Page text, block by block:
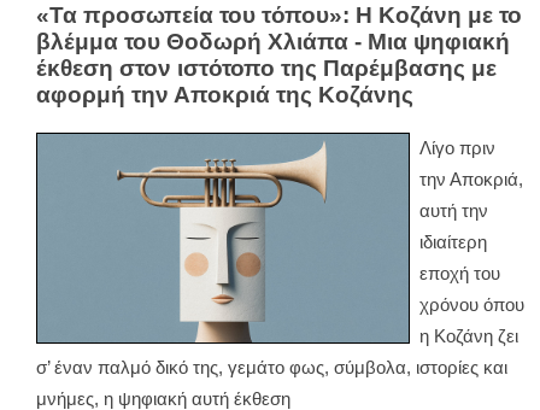
«Τα προσωπεία του τόπου»: Η Κοζάνη με το
βλέμμα του Θοδωρή Χλιάπα - Μια ψηφιακή
έκθεση στον ιστότοπο της Παρέμβασης με
αφορμή την Αποκριά της Κοζάνης
Λίγο πριν
την Αποκριά,
αυτή την
ιδιαίτερη
εποχή του
χρόνου όπου
η Κοζάνη ζει
σ’ έναν παλμό δικό της, γεμάτο φως, σύμβολα, ιστορίες και
μνήμες, η ψηφιακή αυτή έκθεση